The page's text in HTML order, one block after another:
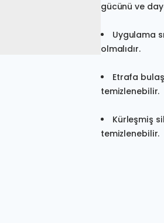
gücünü ve
Uygulama
olmalıdır.
Etrafa
temizlenebilir.
Kürleşmiş
temizlenebilir.